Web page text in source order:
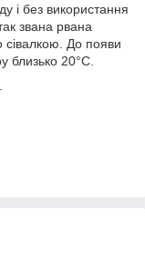
і без використання
звана рвана
сівалкою. До появи
близько 20°С.